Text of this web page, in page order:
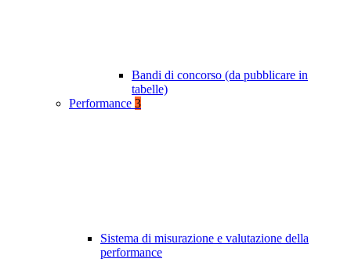
Bandi di concorso (da pubblicare in
tabelle)
Performance 3
Sistema di misurazione e valutazione della
performance